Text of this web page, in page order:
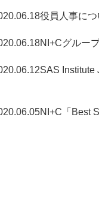
役員人事につ
NI+Cグルー
SAS Institute
NI+C「Best